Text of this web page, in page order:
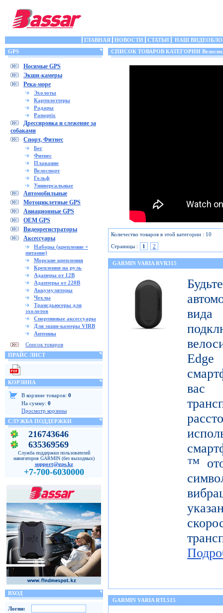
ГЛАВНАЯ НОВОСТИ СТАТЬИ
НАШ
GPS
Носимые GPS
Экшн-камеры
Река-море
Эхолоты
Картплоттеры
Радары
Panoptix
Дрессировка и слежение за
собаками
Спорт, Фитнес
Бег
Фитнес
Плавание
Велоспорт
Гольф
Универсальные
Автомобильные
Мотоциклетные GPS
Авиационные GPS
OEM GPS
Видеорегистраторы
Аксессуары
Наборы (крепление +
питание)
Морские крепления
Крепления на руль
Адаперы от 12В
Адаптеры от 220В
Аккумуляторы
Чехлы
Трансдьюсеры для
эхолотов
Спортивные аксессуары
Для экшн-камеры VIRB
Антенны
Список товаров
ПРАЙС ЛИСТ
КОРЗИНА
В корзине товаров: 0
На сумму: 0
Просмотр корзины
СЛУЖБА ПОДДЕРЖКИ
216743646
635369569
Служба поддержки пользователей
навигаторов GARMIN (без выходных)
support@gps.kz
+7-700-6030000
ВХОД
Логин:
СПИСОК ТОВАРОВ КАТЕГОРИИ
Количество товаров в этой категории : 10
Страницы :
1 2
GARMIN VARIA RVR315
вас
™
GARMIN VARIA RTL515